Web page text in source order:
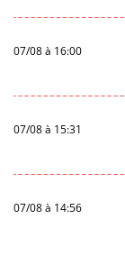
07/08 à 16:00
07/08 à 15:31
07/08 à 14:56